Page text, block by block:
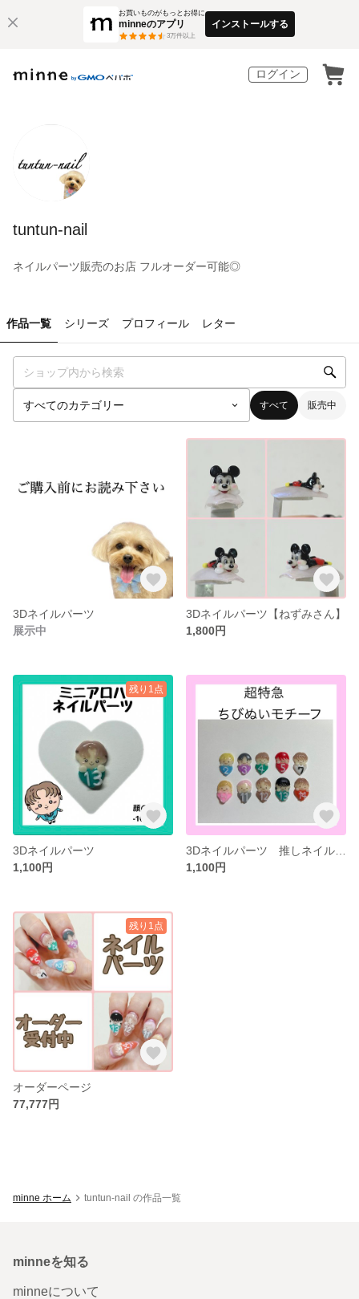
お買いものがもっとお得に
minneのアプリ
3万件以上
インストールする
ログイン
tuntun-nail
ネイルパーツ販売のお店 フルオーダー可能◎
作品一覧 シリーズ プロフィール レター
すべて 販売中
3Dネイルパーツ
展示中
3Dネイルパーツ【ねずみさん】
1,800円
残り1点
3Dネイルパーツ
1,100円
1,100円
残り1点
オーダーページ
77,777円
minne ホーム tuntun-nail の作品一覧
minneを知る
minneについて